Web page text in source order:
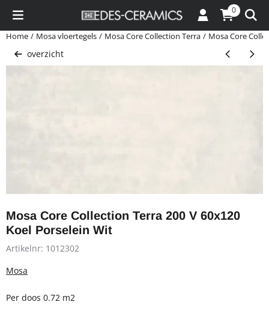
0
Home / Mosa vloertegels / Mosa Core Collection Terra / Mosa Core
overzicht
Mosa Core Collection Terra 200 V 60x120
Koel Porselein Wit
Artikelnr: 1012302
Mosa
Per doos 0.72 m2